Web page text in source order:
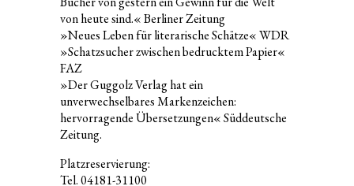
von heute sind.« Berliner Zeitung
»Neues Leben für literarische Schätze« WDR
»Schatzsucher zwischen bedrucktem Papier«
FAZ
»Der Guggolz Verlag hat ein
unverwechselbares Markenzeichen:
hervorragende Übersetzungen« Süddeutsche
Zeitung.
Platzreservierung:
Tel. 04181-31100